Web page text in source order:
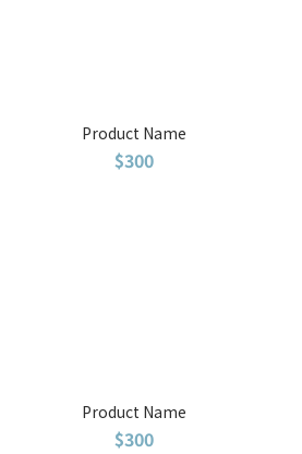
Product Name
$300
Product Name
$300